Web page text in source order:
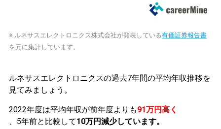
※ ルネサスエレクトロニクス株式会社が発表している有価証券報告書
を元に集計しています。
ルネサスエレクトロニクスの過去7年間の平均年収推移を
見てみましょう。
2022年度は平均年収が前年度よりも91万円高く
、5年前と比較して10万円減少しています。